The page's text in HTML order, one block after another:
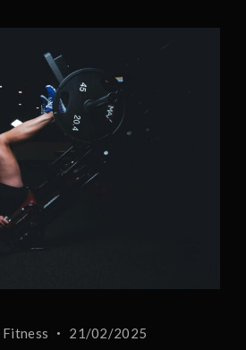
Fitness 21/02/2025